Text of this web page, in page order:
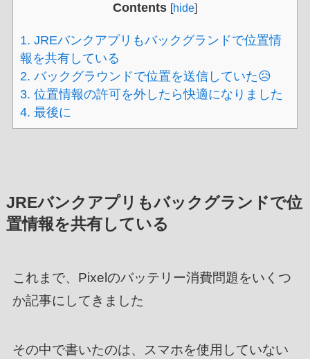
Contents [hide]
1. JREバンクアプリもバックグランドで位置情
報を共有している
2. バックグラウンドで位置を送信していた😥
3. 位置情報の許可を外したら快適になりました
4. 最後に
JREバンクアプリもバックグランドで位
置情報を共有している
これまで、Pixelのバッテリー消費問題をいくつ
か記事にしてきました
その中で書いたのは、スマホを使用していない